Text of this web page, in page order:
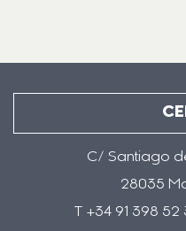
C/ Santiago
28035
T +34 91 398